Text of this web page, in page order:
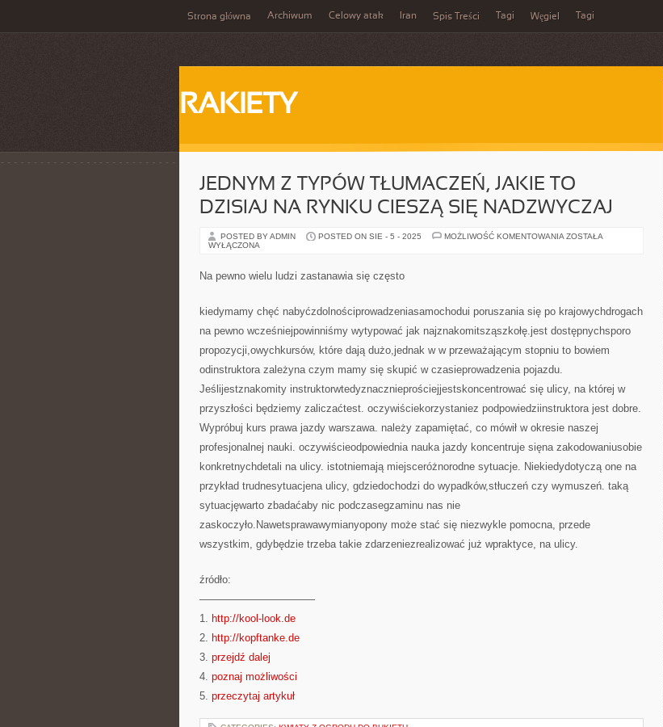
Strona główna Archiwum Celowy atak Iran Spis Treści Tagi Węgiel Tagi
RAKIETY
JEDNYM Z TYPÓW TŁUMACZEŃ, JAKIE TO
DZISIAJ NA RYNKU CIESZĄ SIĘ NADZWYCZAJ
POSTED BY ADMIN POSTED ON SIE - 5 - 2025 MOŻLIWOŚĆ KOMENTOWANIA JEDNYM
RYNKU
CIESZĄ
NADZWYCZAJ
ZOSTAŁA
WYŁĄCZONA
Na pewno wielu ludzi zastanawia się często
kiedymamy chęć nabyćzdolnościprowadzeniasamochodui poruszania się po krajowychdrogach
na pewno wcześniejpowinniśmy wytypować jak najznakomitsząszkołę.jest dostępnychsporo
propozycji,owychkursów, które dają dużo,jednak w w przeważającym stopniu to bowiem
odinstruktora zależyna czym mamy się skupić w czasieprowadzenia pojazdu.
Jeślijestznakomity instruktorwtedyznacznieprościejjestskoncentrować się ulicy, na której w
przyszłości będziemy zaliczaćtest. oczywiściekorzystaniez podpowiedziinstruktora jest dobre.
Wypróbuj kurs prawa jazdy warszawa. należy zapamiętać, co mówił w okresie naszej
profesjonalnej nauki. oczywiścieodpowiednia nauka jazdy koncentruje sięna zakodowaniusobie
konkretnychdetali na ulicy. istotniemają miejsceróżnorodne sytuacje. Niekiedydotyczą one na
przykład trudnesytuacjena ulicy, gdziedochodzi do wypadków,stłuczeń czy wymuszeń. taką
sytuacjęwarto zbadaćaby nic podczasegzaminu nas nie
zaskoczyło.Nawetsprawawymianyopony może stać się niezwykle pomocna, przede
wszystkim, gdybędzie trzeba takie zdarzeniezrealizować już wpraktyce, na ulicy.
źródło:
———————————
1. http://kool-look.de
2. http://kopftanke.de
3. przejdź dalej
4. poznaj możliwości
5. przeczytaj artykuł